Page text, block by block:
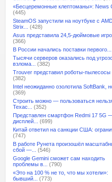
«Бесцеремонные клептоманы»: News
(445)
SteamOS запустили на ноутбуке с
Strix...
(428)
Asus представила 24,5-дюймовые
(366)
В России начались поставки первого...
Тысячи серверов оказались под
взлома...
(382)
Trouver представил роботы-пылесосы
(382)
Intel неожиданно озолотила SoftBank,
(369)
Строить можно — пользоваться
Техас...
(352)
Представлен смартфон Redmi 17 5G
дисплей...
(699)
Китай ответил на санкции США:
(747)
В работе Рунета произошёл
сбой —...
(546)
Google Gemini сможет сам находить
проблемы в...
(790)
«Это на 100 % не то, что мы хотели»:
бывший...
(773)